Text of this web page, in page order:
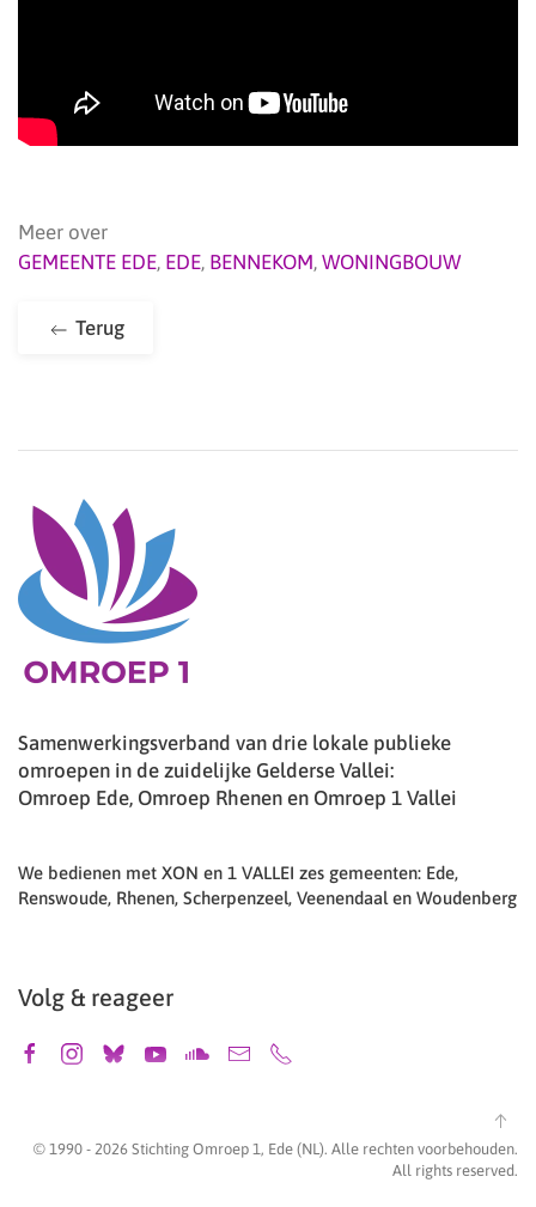
Meer over
GEMEENTE EDE, EDE, BENNEKOM, WONINGBOUW
Terug
Samenwerkingsverband van drie lokale publieke
omroepen in de zuidelijke Gelderse Vallei:
Omroep Ede, Omroep Rhenen en Omroep 1 Vallei
We bedienen met XON en 1 VALLEI zes gemeenten: Ede,
Renswoude, Rhenen, Scherpenzeel, Veenendaal en Woudenberg
Volg & reageer
© 1990 - 2026 Stichting Omroep 1, Ede (NL). Alle rechten voorbehouden.
All rights reserved.